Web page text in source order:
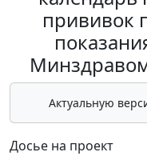
прививок
Актуальную
Досье на проект